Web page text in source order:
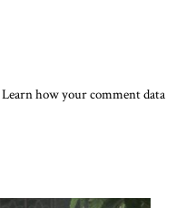
Learn how your comment data